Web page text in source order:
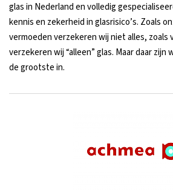
glas in Nederland en volledig
kennis en zekerheid in glasrisico’s. Zoals
vermoeden verzekeren wij niet alles, zoals
verzekeren wij “alleen” glas. Maar daar zijn
de grootste in.